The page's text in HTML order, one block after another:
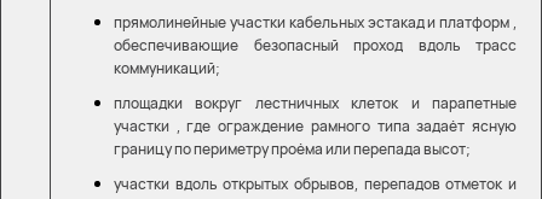
прямолинейные участки кабельных эстакад и платформ ,
обеспечивающие безопасный проход вдоль трасс
коммуникаций;
площадки вокруг лестничных клеток и парапетные
участки , где ограждение рамного типа задаёт ясную
границу по периметру проёма или перепада высот;
участки вдоль открытых обрывов, перепадов отметок и